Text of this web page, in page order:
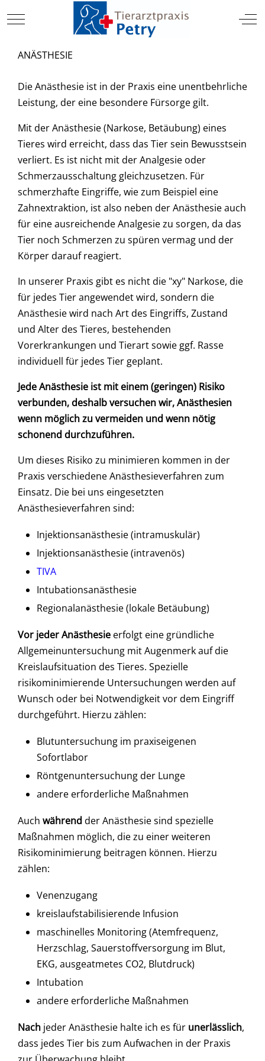
Mobile Menu Toggle
ANÄSTHESIE
Die Anästhesie ist in der Praxis eine unentbehrliche
Leistung, der eine besondere Fürsorge gilt.
Mit der Anästhesie (Narkose, Betäubung) eines
Tieres wird erreicht, dass das Tier sein Bewusstsein
verliert. Es ist nicht mit der Analgesie oder
Schmerzausschaltung gleichzusetzen. Für
schmerzhafte Eingriffe, wie zum Beispiel eine
Zahnextraktion, ist also neben der Anästhesie auch
für eine ausreichende Analgesie zu sorgen, da das
Tier noch Schmerzen zu spüren vermag und der
Körper darauf reagiert.
In unserer Praxis gibt es nicht die "xy" Narkose, die
für jedes Tier angewendet wird, sondern die
Anästhesie wird nach Art des Eingriffs, Zustand
und Alter des Tieres, bestehenden
Vorerkrankungen und Tierart sowie ggf. Rasse
individuell für jedes Tier geplant.
Jede Anästhesie ist mit einem (geringen) Risiko
verbunden, deshalb versuchen wir, Anästhesien
wenn möglich zu vermeiden und wenn nötig
schonend durchzuführen.
Um dieses Risiko zu minimieren kommen in der
Praxis verschiedene Anästhesieverfahren zum
Einsatz. Die bei uns eingesetzten
Anästhesieverfahren sind:
Injektionsanästhesie (intramuskulär)
Injektionsanästhesie (intravenös)
TIVA
Intubationsanästhesie
Regionalanästhesie (lokale Betäubung)
Vor jeder Anästhesie erfolgt eine gründliche
Allgemeinuntersuchung mit Augenmerk auf die
Kreislaufsituation des Tieres. Spezielle
risikominimierende Untersuchungen werden auf
Wunsch oder bei Notwendigkeit vor dem Eingriff
durchgeführt. Hierzu zählen:
Blutuntersuchung im praxiseigenen
Sofortlabor
Röntgenuntersuchung der Lunge
andere erforderliche Maßnahmen
Auch während der Anästhesie sind spezielle
Maßnahmen möglich, die zu einer weiteren
Risikominimierung beitragen können. Hierzu
zählen:
Venenzugang
kreislaufstabilisierende Infusion
maschinelles Monitoring (Atemfrequenz,
Herzschlag, Sauerstoffversorgung im Blut,
EKG, ausgeatmetes CO2, Blutdruck)
Intubation
andere erforderliche Maßnahmen
Nach jeder Anästhesie halte ich es für unerlässlich,
dass jedes Tier bis zum Aufwachen in der Praxis